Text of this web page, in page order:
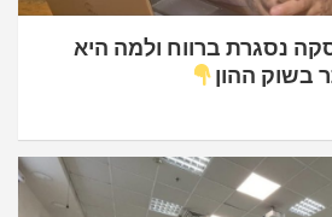
נסגרת ברווח ולמה היא
בשוק ההון